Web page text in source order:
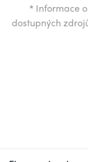
* Informace
dostupných